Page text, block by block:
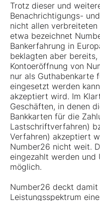
Trotz dieser und
Benachrichtigungs-
nicht allen
etwa bezeichnet
Bankerfahrung in
beklagten aber
Kontoeröffnung von
nur als Guthabenkarte
eingesetzt werden
akzeptiert wird. Im
Geschäften, in denen
Bankkarten für die
Lastschriftverfahren)
Verfahren) akzeptiert
Number26 nicht weit.
eingezahlt werden und
möglich.
Number26 deckt
Leistungsspektrum